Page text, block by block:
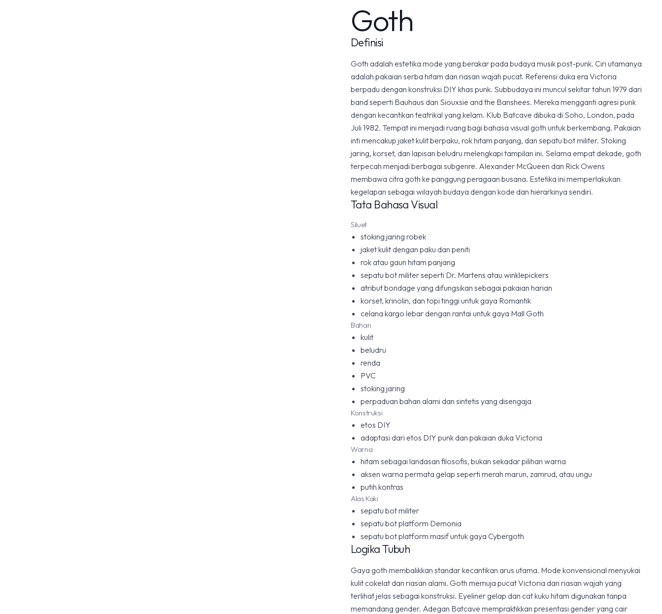
Goth
Definisi
Goth adalah estetika mode yang berakar pada budaya musik post-punk. Ciri utamanya
adalah pakaian serba hitam dan riasan wajah pucat. Referensi duka era Victoria
berpadu dengan konstruksi DIY khas punk. Subbudaya ini muncul sekitar tahun 1979 dari
band seperti Bauhaus dan Siouxsie and the Banshees. Mereka mengganti agresi punk
dengan kecantikan teatrikal yang kelam. Klub Batcave dibuka di Soho, London, pada
Juli 1982. Tempat ini menjadi ruang bagi bahasa visual goth untuk berkembang. Pakaian
inti mencakup jaket kulit berpaku, rok hitam panjang, dan sepatu bot militer. Stoking
jaring, korset, dan lapisan beludru melengkapi tampilan ini. Selama empat dekade, goth
terpecah menjadi berbagai subgenre. Alexander McQueen dan Rick Owens
membawa citra goth ke panggung peragaan busana. Estetika ini memperlakukan
kegelapan sebagai wilayah budaya dengan kode dan hierarkinya sendiri.
Tata Bahasa Visual
Siluet
stoking jaring robek
jaket kulit dengan paku dan peniti
rok atau gaun hitam panjang
sepatu bot militer seperti Dr. Martens atau winklepickers
atribut bondage yang difungsikan sebagai pakaian harian
korset, krinolin, dan topi tinggi untuk gaya Romantik
celana kargo lebar dengan rantai untuk gaya Mall Goth
Bahan
kulit
beludru
renda
PVC
stoking jaring
perpaduan bahan alami dan sintetis yang disengaja
Konstruksi
etos DIY
adaptasi dari etos DIY punk dan pakaian duka Victoria
Warna
hitam sebagai landasan filosofis, bukan sekadar pilihan warna
aksen warna permata gelap seperti merah marun, zamrud, atau ungu
putih kontras
Alas Kaki
sepatu bot militer
sepatu bot platform Demonia
sepatu bot platform masif untuk gaya Cybergoth
Logika Tubuh
Gaya goth membalikkan standar kecantikan arus utama. Mode konvensional menyukai
kulit cokelat dan riasan alami. Goth memuja pucat Victoria dan riasan wajah yang
terlihat jelas sebagai konstruksi. Eyeliner gelap dan cat kuku hitam digunakan tanpa
memandang gender. Adegan Batcave mempraktikkan presentasi gender yang cair